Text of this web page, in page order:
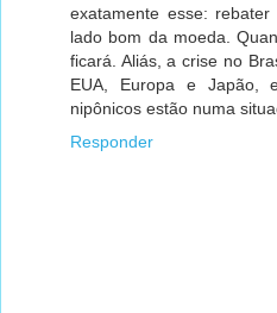
exatamente esse:
lado bom da moeda.
ficará. Aliás, a crise no
EUA, Europa e Japão,
nipônicos estão numa
Responder